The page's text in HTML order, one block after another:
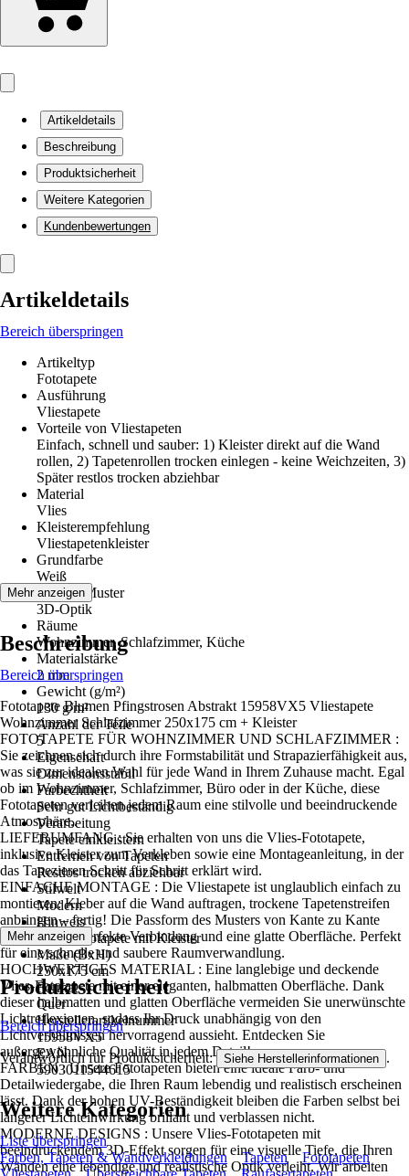
Artikeldetails
Beschreibung
Produktsicherheit
Weitere Kategorien
Kundenbewertungen
Artikeldetails
Bereich überspringen
Artikeltyp
Fototapete
Ausführung
Vliestapete
Vorteile von Vliestapeten
Einfach, schnell und sauber: 1) Kleister direkt auf die Wand
rollen, 2) Tapetenrollen trocken einlegen - keine Weichzeiten, 3)
Später restlos trocken abziehbar
Material
Vlies
Kleisterempfehlung
Vliestapetenkleister
Grundfarbe
Weiß
Dekor / Muster
3D-Optik
Räume
Wohnzimmer, Schlafzimmer, Küche
Materialstärke
2 mm
Gewicht (g/m²)
130 g/m²
Anzahl der Teile
5
Eigenschaft
Dimensionsstabil
Farbechtheit
Sehr gut Lichtbeständig
Verarbeitung
Tapete einkleistern
Entfernen von Tapeten
Restlos trocken abziehbar
Stilwelt
Modern
Hinweis
Vlies Fototapete mit Kleister
Maße (BxH)
250x175 cm
Format
Quer
Herstellerartikelnummer
15958VX5
EAN
5903011544615
Mehr anzeigen
Beschreibung
Bereich überspringen
Fototapete Blumen Pfingstrosen Abstrakt 15958VX5 Vliestapete
Wohnzimmer Schlafzimmer 250x175 cm + Kleister
FOTOTAPETE FÜR WOHNZIMMER UND SCHLAFZIMMER :
Sie zeichnen sich durch ihre Formstabilität und Strapazierfähigkeit aus,
was sie zur idealen Wahl für jede Wand in Ihrem Zuhause macht. Egal
ob im Wohnzimmer, Schlafzimmer, Büro oder in der Küche, diese
Fototapeten verleihen jedem Raum eine stilvolle und beeindruckende
Atmosphäre..
LIEFERUMFANG : Sie erhalten von uns die Vlies-Fototapete,
inklusive Kleister zum Verkleben sowie eine Montageanleitung, in der
das Tapezieren Schritt für Schritt erklärt wird.
EINFACHE MONTAGE : Die Vliestapete ist unglaublich einfach zu
montieren: Kleber auf die Wand auftragen, trockene Tapetenstreifen
anbringen – fertig! Die Passform des Musters von Kante zu Kante
sorgt für eine perfekte Verbindung und eine glatte Oberfläche. Perfekt
für eine schnelle und saubere Raumverwandlung.
HOCHWERTIGES MATERIAL : Eine langlebige und deckende
Vlies-Fototapete mit einer eleganten, halbmatten Oberfläche. Dank
dieser halbmatten und glatten Oberfläche vermeiden Sie unerwünschte
Lichtreflexionen, sodass Ihr Druck unabhängig von den
Lichtverhältnissen hervorragend aussieht. Entdecken Sie
außergewöhnliche Qualität in jedem Detail!
FARBEN : Unsere Fototapeten bieten eine ideale Farb- und
Detailwiedergabe, die Ihren Raum lebendig und realistisch erscheinen
lässt. Dank der hohen UV-Beständigkeit bleiben die Farben selbst bei
längerer Lichteinwirkung brillant und verblassen nicht.
MODERNE DESIGNS : Unsere Vlies-Fototapeten mit
beeindruckendem 3D-Effekt sorgen für eine visuelle Tiefe, die Ihren
Wänden eine lebendige und realistische Optik verleiht. Wir arbeiten
Mehr anzeigen
Produktsicherheit
Bereich überspringen
Verantwortlich für Produktsicherheit: Siehe Herstellerinformationen .
Weitere Kategorien
Liste überspringen
Farben, Tapeten & Wandverkleidungen
Tapeten
Fototapeten